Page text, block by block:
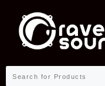
contenido